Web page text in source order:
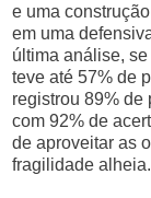
e uma
em uma
última análise,
teve até 57% de
registrou 89% de
com 92% de
de aproveitar as
fragilidade alheia.